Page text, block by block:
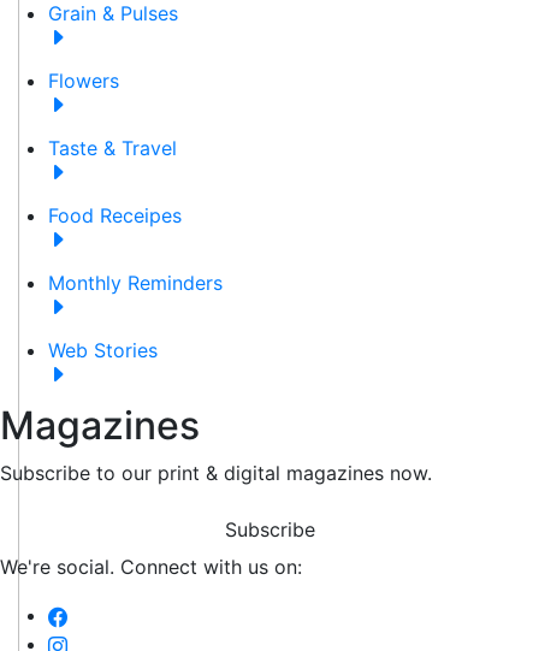
Grain & Pulses
Flowers
Taste & Travel
Food Receipes
Monthly Reminders
Web Stories
Magazines
Subscribe to our print & digital magazines now.
Subscribe
We're social. Connect with us on: